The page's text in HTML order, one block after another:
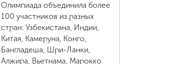
Олимпиада объединила более
100 участников из разных
стран: Узбекистана, Индии,
Китая, Камеруна, Конго,
Бангладеша, Шри-Ланки,
Алжира, Вьетнама, Марокко